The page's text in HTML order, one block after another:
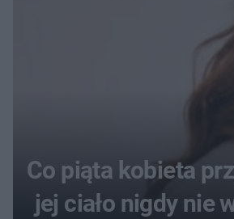
Co piąta kobieta
jej ciało nigdy nie